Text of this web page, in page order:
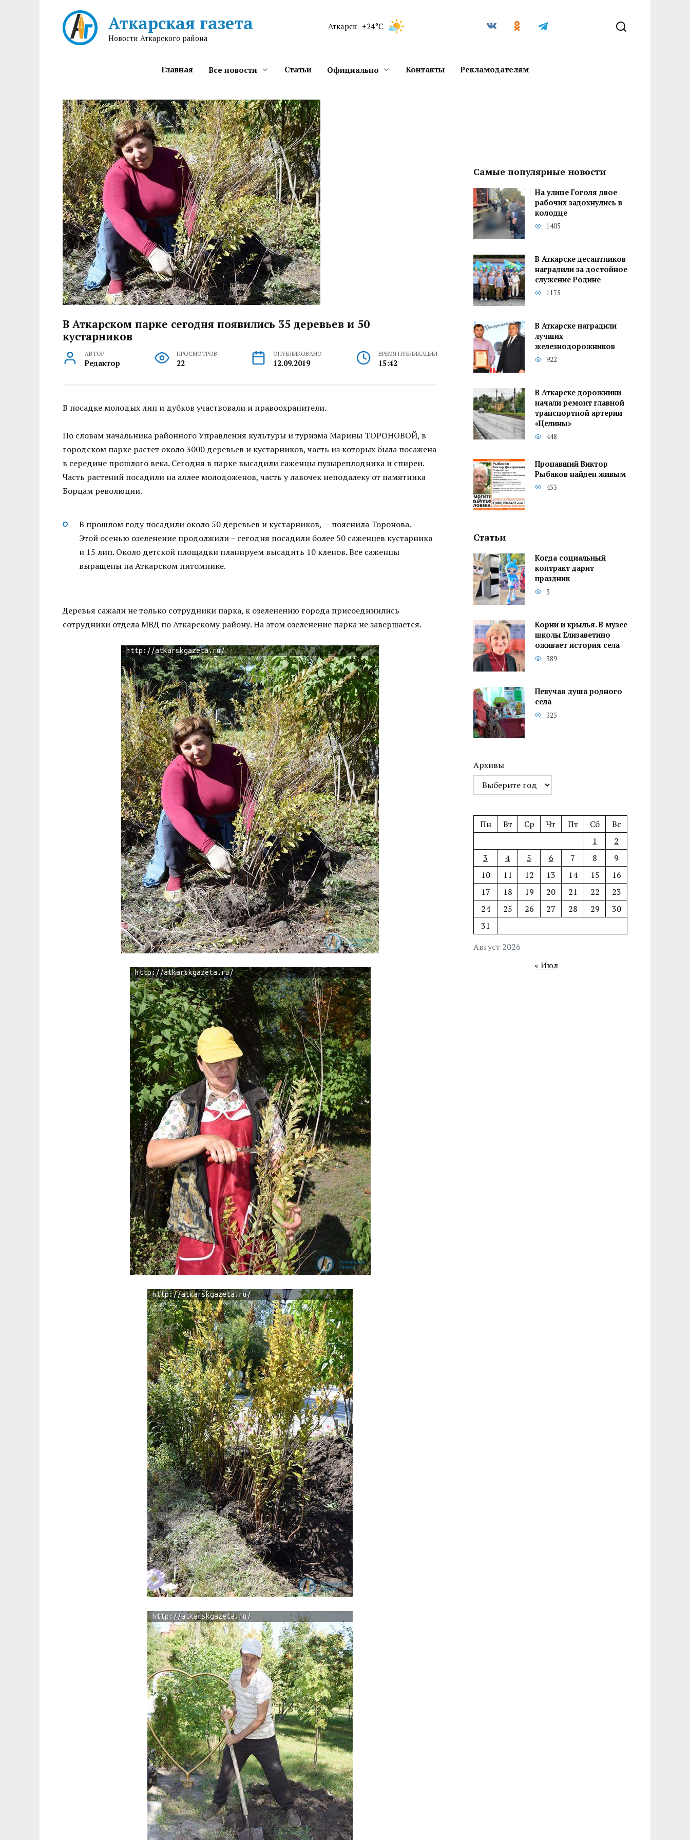
Аткарская газета
Новости Аткарского района
Аткарск +24°C
Главная Все новости Статьи Официально Контакты Рекламодателям
В Аткарском парке сегодня появились 35 деревьев и 50
кустарников
АВТОР
Редактор
ПРОСМОТРОВ
22
ОПУБЛИКОВАНО
12.09.2019
ВРЕМЯ ПУБЛИКАЦИИ
15:42
В посадке молодых лип и дубков участвовали и правоохранители.
По словам начальника районного Управления культуры и туризма Марины ТОРОНОВОЙ, в
городском парке растет около 3000 деревьев и кустарников, часть из которых была посажена
в середине прошлого века. Сегодня в парке высадили саженцы пузыреплодника и спиреи.
Часть растений посадили на аллее молодоженов, часть у лавочек неподалеку от памятника
Борцам революции.
В прошлом году посадили около 50 деревьев и кустарников, — пояснила Торонова. –
Этой осенью озеленение продолжили – сегодня посадили более 50 саженцев кустарника
и 15 лип. Около детской площадки планируем высадить 10 кленов. Все саженцы
выращены на Аткарском питомнике.
Деревья сажали не только сотрудники парка, к озеленению города присоединились
сотрудники отдела МВД по Аткарскому району. На этом озеленение парка не завершается.
Самые популярные новости
На улице Гоголя двое
рабочих задохнулись в
колодце
1405
В Аткарске десантников
наградили за достойное
служение Родине
1175
В Аткарске наградили
лучших
железнодорожников
922
В Аткарске дорожники
начали ремонт главной
транспортной артерии
«Целины»
448
Пропавший Виктор
Рыбаков найден живым
433
Статьи
Когда социальный
контракт дарит
праздник
3
Корни и крылья. В музее
школы Елизаветино
оживает история села
389
Певучая душа родного
села
325
Архивы
Август 2026
Пн Вт Ср Чт Пт Сб
Вс
1
2
3
4 5 6 7 8
9
10
11 12 13 14 15
16
17
18 19 20 21 22
23
24
25 26 27 28 29
30
31
« Июл